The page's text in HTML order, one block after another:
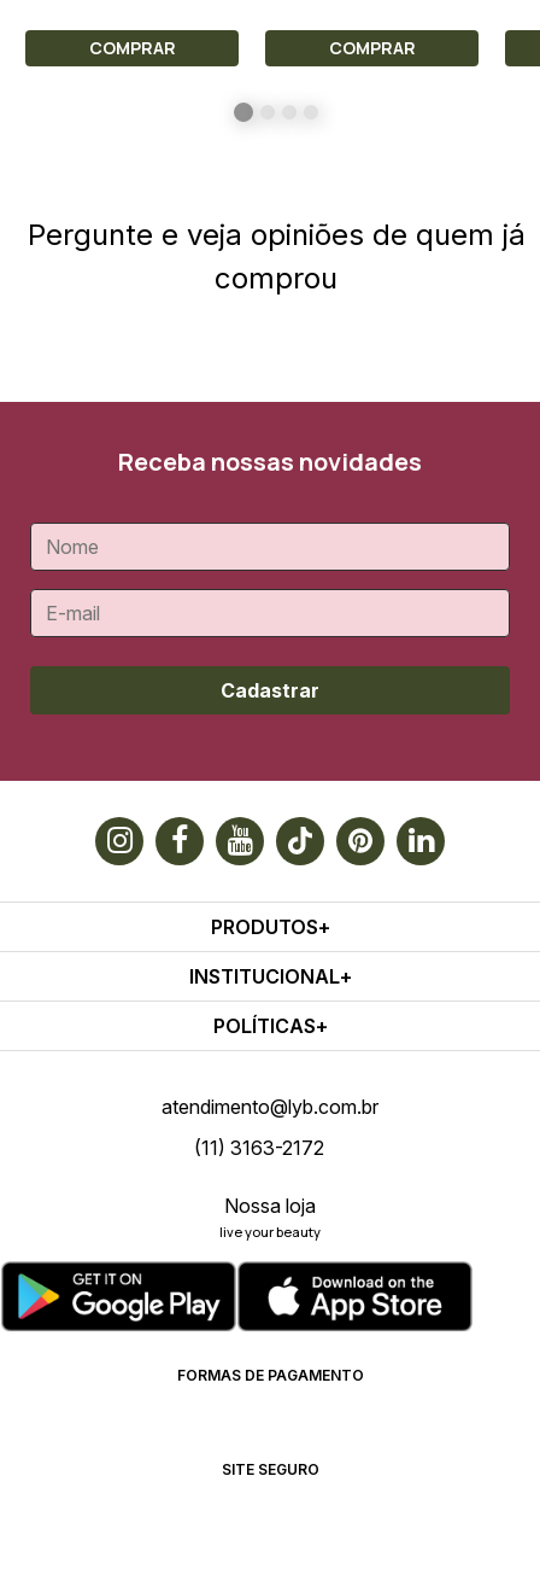
COMPRAR COMPRAR
Pergunte e veja opiniões de quem já
comprou
Receba nossas novidades
Cadastrar
PRODUTOS
INSTITUCIONAL
POLÍTICAS
atendimento@lyb.com.br
(11) 3163-2172
Nossa loja
live your beauty
FORMAS DE PAGAMENTO
SITE SEGURO